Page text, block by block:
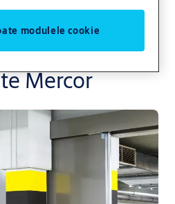
Mercor
modulele cookie